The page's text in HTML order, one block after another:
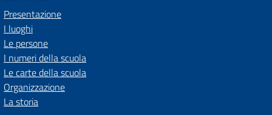
Presentazione
I luoghi
Le persone
I numeri della scuola
Le carte della scuola
Organizzazione
La storia